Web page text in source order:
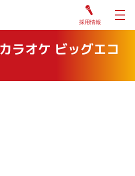
採用情報
カラオケ ビッグエコ